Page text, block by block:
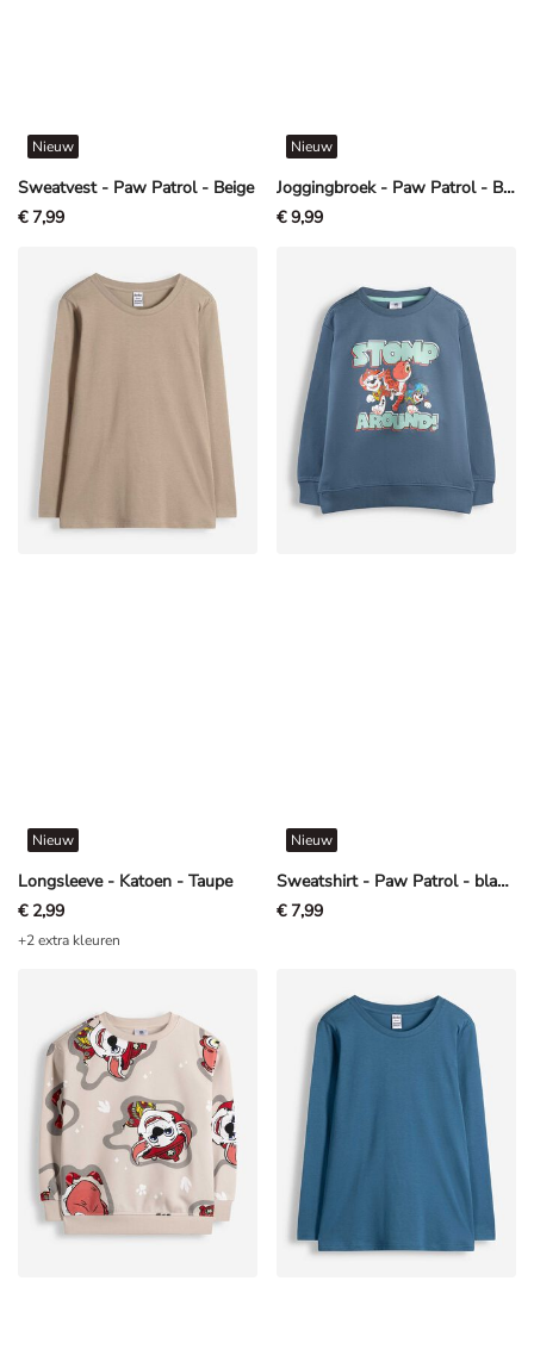
Sweatvest - Paw Patrol - Beige
Nieuw
€ 7,99
Joggingbroek - Paw Patrol - Beige
Nieuw
€ 9,99
Longsleeve - Katoen - Taupe
Nieuw
€ 2,99
+2 extra kleuren
Sweatshirt - Paw Patrol - blauw
Nieuw
€ 7,99